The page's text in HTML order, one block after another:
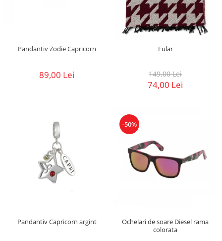
Pandantiv Zodie Capricorn
89,00 Lei
Fular
149,00 Lei
74,00 Lei
Pandantiv Capricorn argint
-50%
Ochelari de soare Diesel rama
colorata